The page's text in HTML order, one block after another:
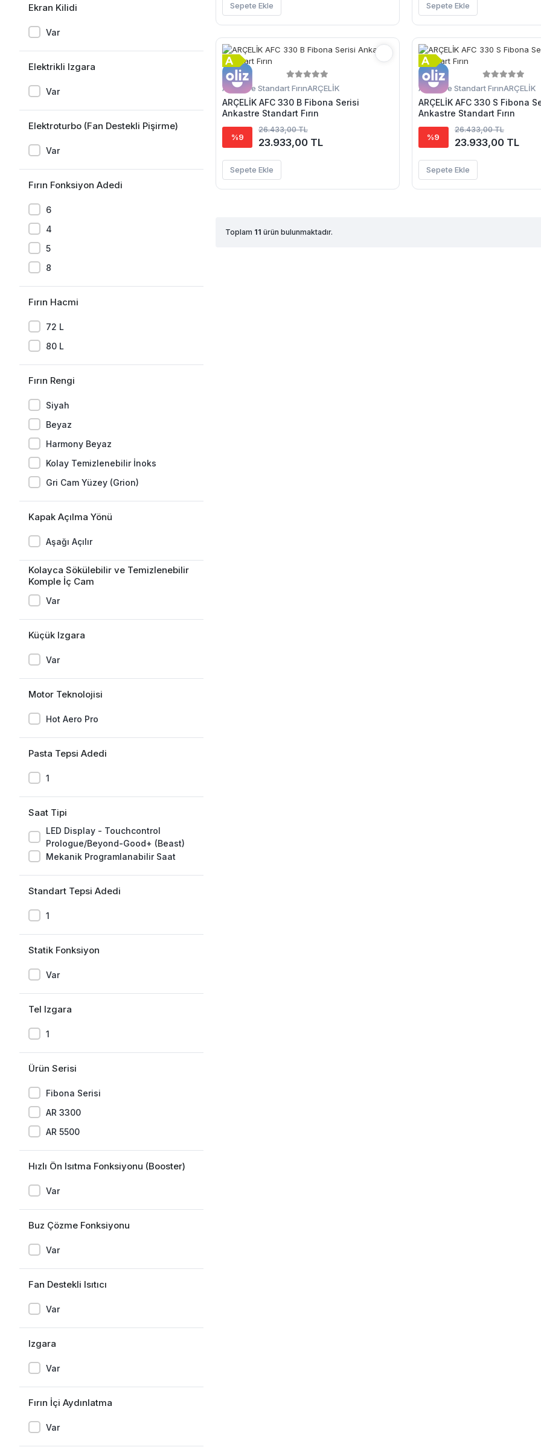
Ekran Kilidi
Var
Elektrikli Izgara
Var
Elektroturbo (Fan Destekli Pişirme)
Var
Fırın Fonksiyon Adedi
6
4
5
8
Fırın Hacmi
72 L
80 L
Fırın Rengi
Siyah
Beyaz
Harmony Beyaz
Kolay Temizlenebilir İnoks
Gri Cam Yüzey (Grion)
Kapak Açılma Yönü
Aşağı Açılır
Kolayca Sökülebilir ve Temizlenebilir
Komple İç Cam
Var
Küçük Izgara
Var
Motor Teknolojisi
Hot Aero Pro
Pasta Tepsi Adedi
1
Saat Tipi
LED Display - Touchcontrol
Prologue/Beyond-Good+ (Beast)
Mekanik Programlanabilir Saat
Standart Tepsi Adedi
1
Statik Fonksiyon
Var
Tel Izgara
1
Ürün Serisi
Fibona Serisi
AR 3300
AR 5500
Hızlı Ön Isıtma Fonksiyonu (Booster)
Var
Buz Çözme Fonksiyonu
Var
Fan Destekli Isıtıcı
Var
Izgara
Var
Fırın İçi Aydınlatma
Var
Sepete Ekle Sepete Ekle
Ankastre Standart FırınARÇELİK
ARÇELİK AFC 330 B Fibona Serisi
Ankastre Standart Fırın
%9
26.433,00 TL
23.933,00 TL
Sepete Ekle
Ankastre Standart FırınARÇELİK
ARÇELİK AFC 330 S Fibona
Ankastre Standart Fırın
%9
26.433,00 TL
23.933,00 TL
Sepete Ekle
Toplam 11 ürün bulunmaktadır.